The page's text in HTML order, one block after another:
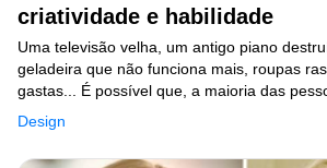
criatividade e habilidade
Design
Uma televisão velha, um antigo piano
geladeira que não funciona mais, roupas
gastas... É possível que, a maioria das
de mudanças vertiginosas e substituições
esses objetos obsoletos e que só servem
pensando que o melhor seria se livrar